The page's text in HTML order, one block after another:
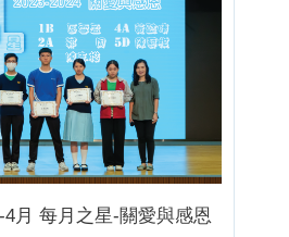
4月 每月之星-關愛與感恩